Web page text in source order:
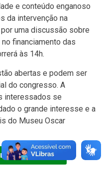
e conteúdo enganoso
da intervenção na
uma discussão sobre
financiamento das
às 14h.
abertas e podem ser
do congresso. A
interessados se
o grande interesse e a
do Museu Oscar
TEMPO REAL